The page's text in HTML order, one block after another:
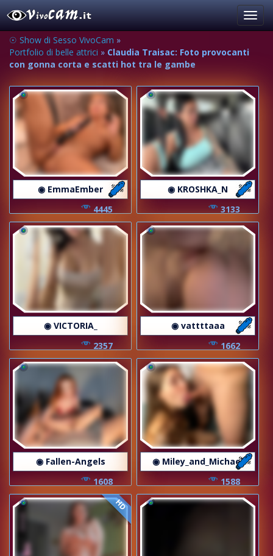
☉ Show di Sesso VivoCam »
Portfolio di belle attrici » Claudia Traisac: Foto provocanti
con gonna corta e scatti hot tra le gambe
◉ EmmaEmber
4445
◉ KROSHKA_N
3133
◉ VICTORIA_
2357
◉ vattttaaa
1662
◉ Fallen-Angels
1608
◉ Miley_and_Michael
1588
HD